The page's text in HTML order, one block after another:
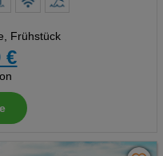
Frühstück
€